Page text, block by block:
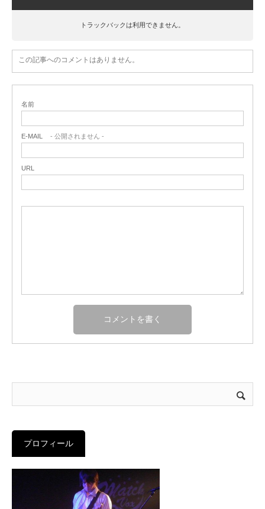
トラックバックは利用できません。
この記事へのコメントはありません。
名前
E-MAIL - 公開されません -
URL
プロフィール